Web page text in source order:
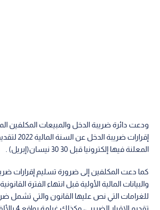
ودعت دائرة ضريبة الدخل والمبيعات المكلفين
إقرارات
المعلنة فيها إلكترونيا قبل 30 30 نيسان(إبريل) .
كما دعت المكلفين إلى ضرورة تسليم إقرارات
والبيانات المالية الأولية قبل انتهاء الفترة
للغرامات التي نص عليها القانون والتي تشمل
تقديم